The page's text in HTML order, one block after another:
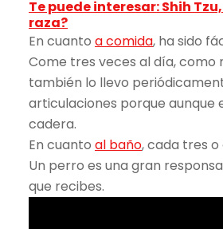
Te puede interesar: Shih
raza?
En cuanto a comida, ha sido
Come tres veces al día, como
también lo llevo
articulaciones porque aunque
cadera.
En cuanto al baño, cada tres
Un perro es una gran
que recibes.